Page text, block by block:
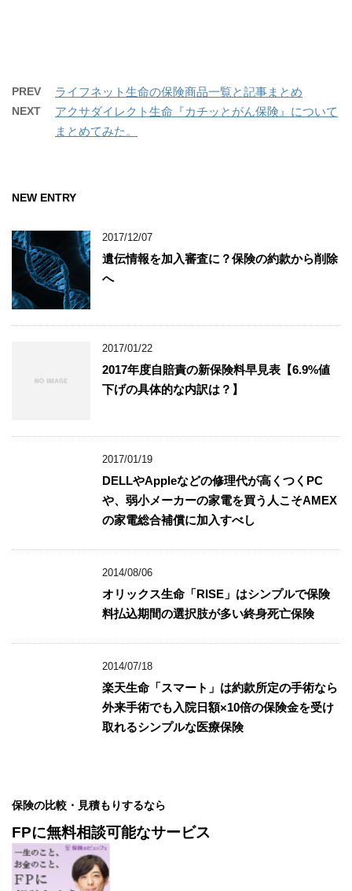
PREV ライフネット生命の保険商品一覧と記事まとめ
NEXT
アクサダイレクト生命『カチッとがん保険』について
まとめてみた。
NEW ENTRY
2017/12/07
遺伝情報を加入審査に？保険の約款から削除
へ
2017/01/22
2017年度自賠責の新保険料早見表【6.9%値
下げの具体的な内訳は？】
2017/01/19
DELLやAppleなどの修理代が高くつくPC
や、弱小メーカーの家電を買う人こそAMEX
の家電総合補償に加入すべし
2014/08/06
オリックス生命「RISE」はシンプルで保険
料払込期間の選択肢が多い終身死亡保険
2014/07/18
楽天生命「スマート」は約款所定の手術なら
外来手術でも入院日額×10倍の保険金を受け
取れるシンプルな医療保険
保険の比較・見積もりするなら
FPに無料相談可能なサービス